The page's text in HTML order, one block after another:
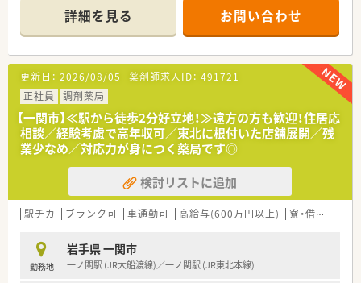
■同社の年齢層は30代～40代の方が中心で活気のある雰囲気で
す。後発医薬品の推奨、在宅対応など新しいことへ積極的に対応
しております。
■薬剤師会、医師会との連携がしっかりできている会社です。調
剤薬局としての地域の役割を社員一人一人に理解してもらいな
がら、やりがいを感じられる現場づくりをされています。
■社員は男女比が半々。各店舗近いエリアに出店しております
ので、横のつながり、連携もできています。お休みの取りやすさ
にもつながっており、定着率がよく、腰を据えて働ける環境で
す。
≪薬局の特徴≫
複数科目応需しており1日80枚ほどの外来処方箋の対応を行っ
ています。そのほか在宅医療も実施している店舗です。定時でき
っちり帰れるように協力し合っているので、オンオフの切り替え
≪こんな方におススメ≫
★転居を伴う異動がなく、地域に根差した薬局で働きたい方
詳細を見る お問い合わせ
更新日： 2026/08/05 薬剤師求人ID： 491721
正社員
調剤薬局
【一関市】≪駅から徒歩2分好立地！≫遠方の方も歓迎！住居応
相談／経験考慮で高年収可／東北に根付いた店舗展開／残
業少なめ／対応力が身につく薬局です◎
検討リストに追加
駅チカ ブランク可 車通勤可 高給与(600万円以上) 寮・借上社宅あり
勤務地
岩手県 一関市
一ノ関駅 (JR大船渡線)／一ノ関駅 (JR東北本線)